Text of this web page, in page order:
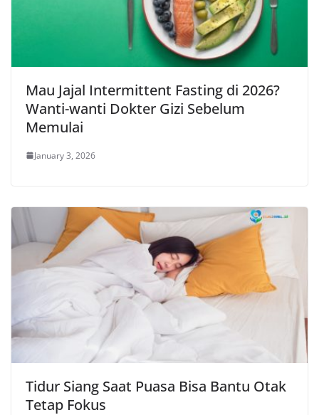
Mau Jajal Intermittent Fasting di 2026?
Wanti-wanti Dokter Gizi Sebelum
Memulai
January 3, 2026
Tidur Siang Saat Puasa Bisa Bantu Otak
Tetap Fokus